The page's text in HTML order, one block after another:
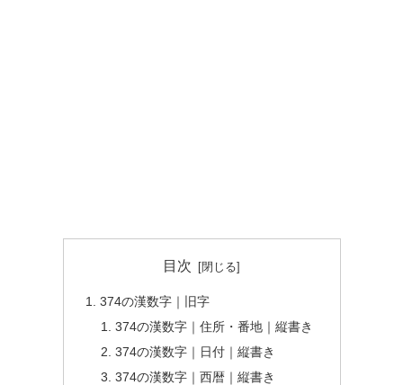
目次
374の漢数字｜旧字
374の漢数字｜住所・番地｜縦書き
374の漢数字｜日付｜縦書き
374の漢数字｜西暦｜縦書き